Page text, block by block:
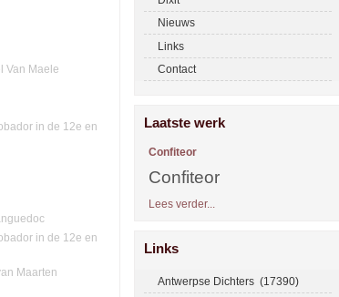
Van Maele
in de 12e en
in de 12e en
Maarten
Nieuws
Links
Contact
Laatste werk
Confiteor
Confiteor
Lees verder...
Links
Antwerpse Dichters (17390)